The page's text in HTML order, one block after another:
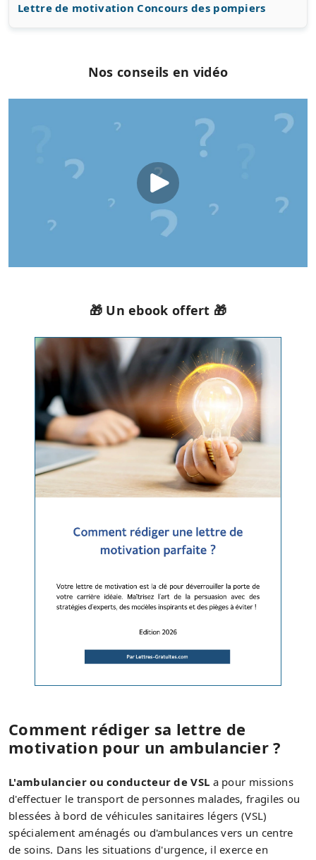
Lettre de motivation Concours des pompiers
Nos conseils en vidéo
🎁 Un ebook offert 🎁
Comment rédiger sa lettre de
motivation pour un ambulancier ?
L'ambulancier ou conducteur de VSL a pour missions
d'effectuer le transport de personnes malades, fragiles ou
blessées à bord de véhicules sanitaires légers (VSL)
spécialement aménagés ou d'ambulances vers un centre
de soins. Dans les situations d'urgence, il exerce en